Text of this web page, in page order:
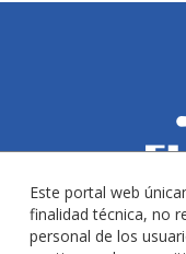
Este portal web
finalidad técnica, no
personal de los